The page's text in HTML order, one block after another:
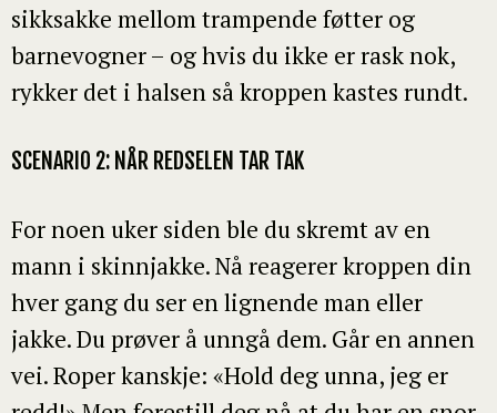
sikksakke mellom trampende føtter og
barnevogner – og hvis du ikke er rask nok,
rykker det i halsen så kroppen kastes rundt.
SCENARIO 2: NÅR REDSELEN TAR TAK
For noen uker siden ble du skremt av en
mann i skinnjakke. Nå reagerer kroppen din
hver gang du ser en lignende man eller
jakke. Du prøver å unngå dem. Går en annen
vei. Roper kanskje: «Hold deg unna, jeg er